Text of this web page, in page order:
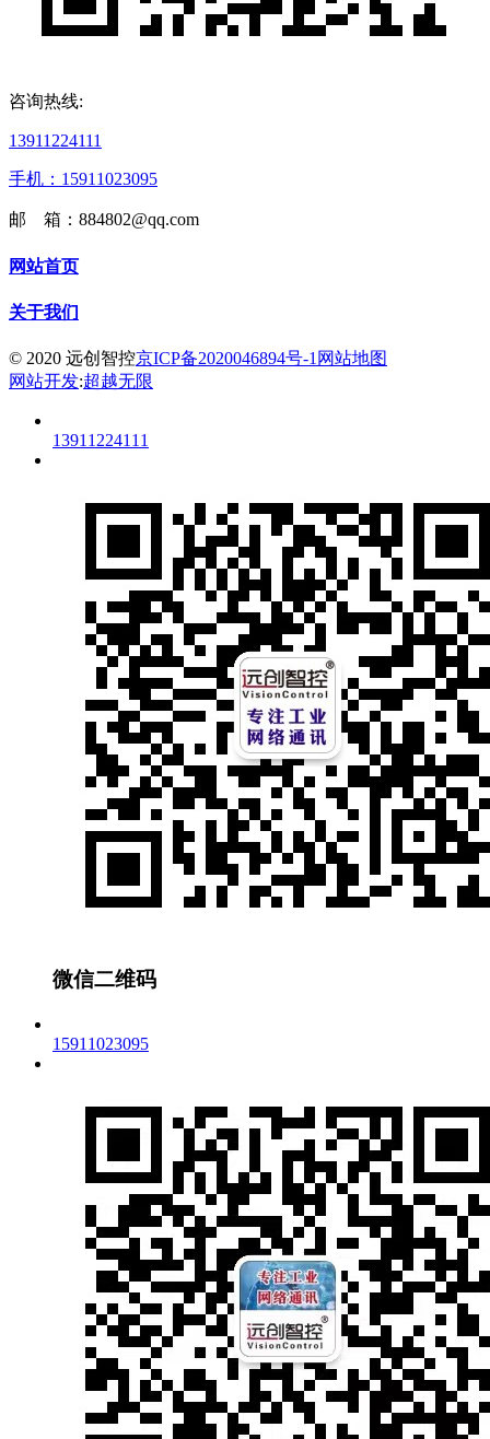
咨询热线:
13911224111
手机：15911023095
邮 箱：884802@qq.com
网站首页
关于我们
© 2020 远创智控京ICP备2020046894号-1 网站地图
网站开发:超越无限
13911224111
微信二维码
15911023095